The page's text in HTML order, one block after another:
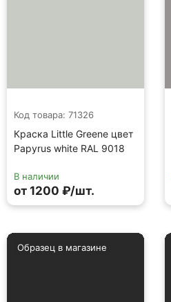
Код товара: 71326
Краска Little Greene цвет
Papyrus white RAL 9018
В наличии
от 1200 ₽/шт.
Образец в магазине